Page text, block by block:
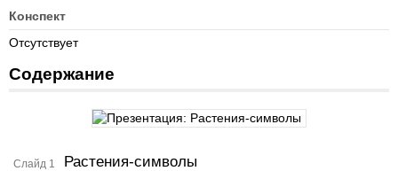
Конспект
Отсутствует
Содержание
Слайд 1 Растения-символы